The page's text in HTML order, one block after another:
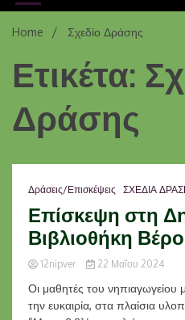
Home Σχεδίο Δράσης
Ετικέτα:
Δράσης
Δράσεις/Επισκέψεις ΣΧΕΔΙΑ
Επίσκεψη στη
Βιβλιοθήκη
12nipver 22 Μαΐου 2024
Οι μαθητές του νηπιαγωγείου
την ευκαιρία, στα πλαίσια